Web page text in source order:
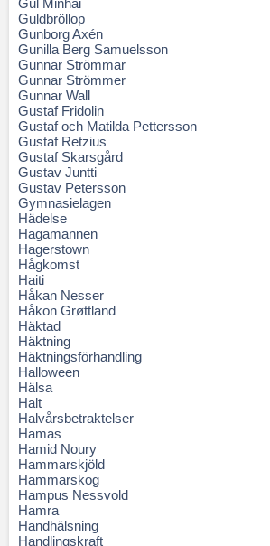
Gul Minhai
Guldbröllop
Gunborg Axén
Gunilla Berg Samuelsson
Gunnar Strömmar
Gunnar Strömmer
Gunnar Wall
Gustaf Fridolin
Gustaf och Matilda Pettersson
Gustaf Retzius
Gustaf Skarsgård
Gustav Juntti
Gustav Petersson
Gymnasielagen
Hädelse
Hagamannen
Hagerstown
Hågkomst
Haiti
Håkan Nesser
Håkon Grøttland
Häktad
Häktning
Häktningsförhandling
Halloween
Hälsa
Halt
Halvårsbetraktelser
Hamas
Hamid Noury
Hammarskjöld
Hammarskog
Hampus Nessvold
Hamra
Handhälsning
Handlingskraft